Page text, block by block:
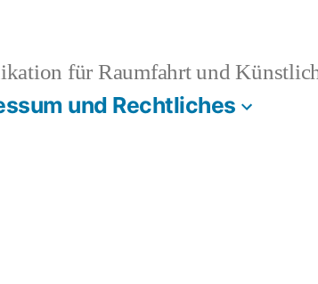
für Raumfahrt und
und Rechtliches